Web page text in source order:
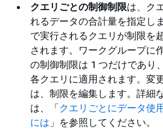
クエリごとの制御制限は、ク
れるデータの合計量を指定し
で実行されるクエリが制限を
されます。ワークグループに
の制御制限は 1 つだけであり
各クエリに適用されます。変
は、制限を編集します。詳細
は、「クエリごとにデータ使
には 」を参照してください。